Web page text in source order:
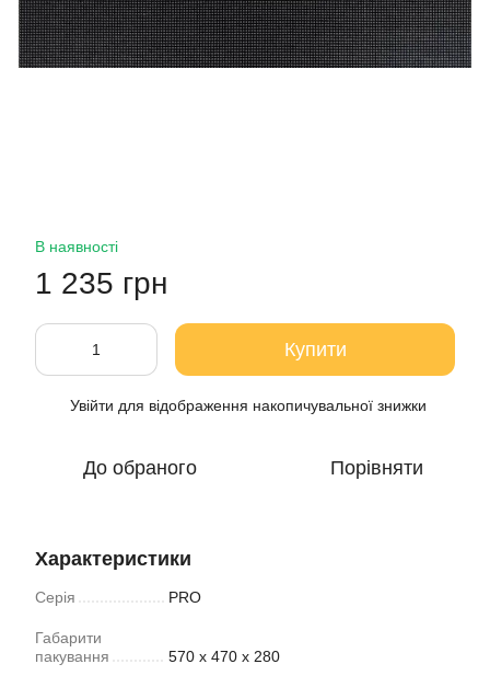
В наявності
1 235 грн
Купити
Увійти для відображення накопичувальної знижки
До обраного Порівняти
Характеристики
Серія PRO
Габарити
пакування
570 х 470 х 280